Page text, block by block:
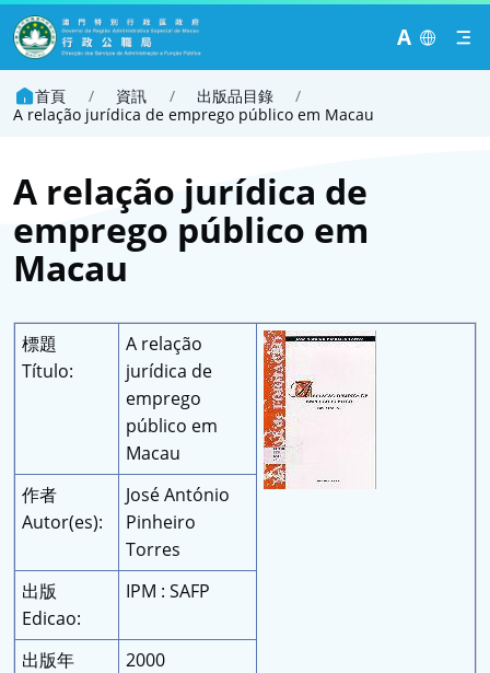
A
首頁 / 資訊 / 出版品目錄
/
A relação jurídica de emprego público em Macau
A relação jurídica de
emprego público em
Macau
標題
Título:
A relação
jurídica de
emprego
público em
Macau
作者
Autor(es):
José António
Pinheiro
Torres
出版
Edicao:
IPM : SAFP
出版年
2000